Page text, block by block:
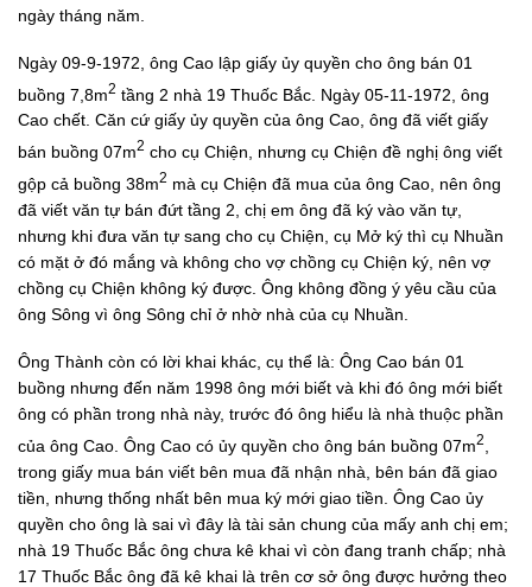
ngày tháng năm.
Ngày 09-9-1972, ông Cao lập giấy ủy quyền cho ông bán 01
buồng 7,8m2 tầng 2 nhà 19 Thuốc Bắc. Ngày 05-11-1972, ông
Cao chết. Căn cứ giấy ủy quyền của ông Cao, ông đã viết giấy
bán buồng 07m2 cho cụ Chiện, nhưng cụ Chiện đề nghị ông viết
gộp cả buồng 38m2 mà cụ Chiện đã mua của ông Cao, nên ông
đã viết văn tự bán đứt tầng 2, chị em ông đã ký vào văn tự,
nhưng khi đưa văn tự sang cho cụ Chiện, cụ Mở ký thì cụ Nhuần
có mặt ở đó mắng và không cho vợ chồng cụ Chiện ký, nên vợ
chồng cụ Chiện không ký được. Ông không đồng ý yêu cầu của
ông Sông vì ông Sông chỉ ở nhờ nhà của cụ Nhuần.
Ông Thành còn có lời khai khác, cụ thể là: Ông Cao bán 01
buồng nhưng đến năm 1998 ông mới biết và khi đó ông mới biết
ông có phần trong nhà này, trước đó ông hiểu là nhà thuộc phần
của ông Cao. Ông Cao có ủy quyền cho ông bán buồng 07m2
trong giấy mua bán viết bên mua đã nhận nhà, bên bán đã giao
tiền, nhưng thống nhất bên mua ký mới giao tiền. Ông Cao ủy
quyền cho ông là sai vì đây là tài sản chung của mấy anh chị em;
nhà 19 Thuốc Bắc ông chưa kê khai vì còn đang tranh chấp; nhà
17 Thuốc Bắc ông đã kê khai là trên cơ sở ông được hưởng theo